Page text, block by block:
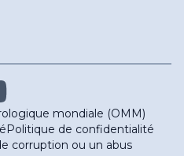
mondiale (OMM)
Politique de confidentialité
corruption ou un abus